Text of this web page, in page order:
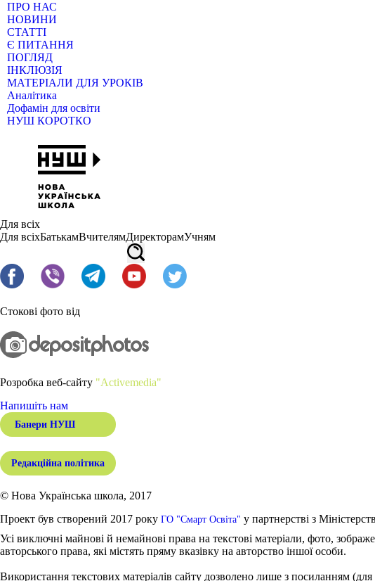
ПРО НАС
НОВИНИ
СТАТТІ
Є ПИТАННЯ
ПОГЛЯД
ІНКЛЮЗІЯ
МАТЕРІАЛИ ДЛЯ УРОКІВ
Аналітика
Дофамін для освіти
НУШ КОРОТКО
Для всіх
Для всіхБатькамВчителямДиректорамУчням
Стокові фото від
Розробка веб-сайту "Activemedia"
Напишіть нам
Банери НУШ
Редакційна політика
© Нова Українська школа, 2017
Проект був створений 2017 року ГО "Смарт Освіта" у партнерстві з
Усі виключні майнові й немайнові права на текстові матеріали, фото,
авторського права, які містять пряму вказівку на авторство іншої особи.
Використання текстових матеріалів сайту дозволено лише з посиланням